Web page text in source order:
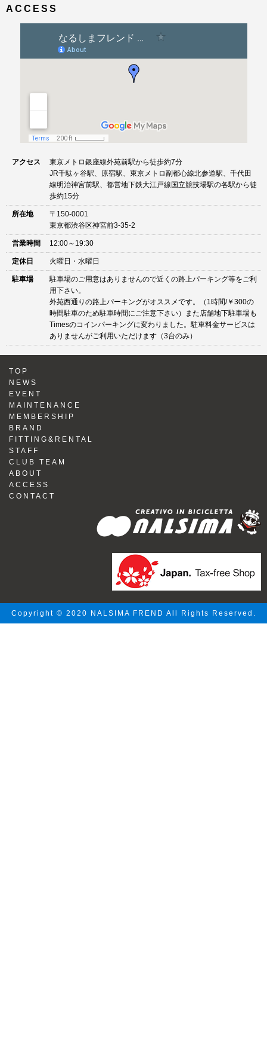
ゲACCESS
アクセス
東京メトロ銀座線外苑前駅から徒歩約7分
JR千駄ヶ谷駅、原宿駅、東京メトロ副都心線北参道駅、千代田
線明治神宮前駅、都営地下鉄大江戸線国立競技場駅の各駅から徒
歩約15分
所在地
〒150-0001
東京都渋谷区神宮前3-35-2
営業時間 12:00～19:30
定休日 火曜日・水曜日
駐車場
駐車場のご用意はありませんので近くの路上パーキング等をご利
用下さい。
外苑西通りの路上パーキングがオススメです。（1時間/￥300の
時間駐車のため駐車時間にご注意下さい）また店舗地下駐車場も
Timesのコインパーキングに変わりました。駐車料金サービスは
ありませんがご利用いただけます（3台のみ）
TOP
NEWS
EVENT
MAINTENANCE
MEMBERSHIP
BRAND
FITTING&RENTAL
STAFF
CLUB TEAM
ABOUT
ACCESS
CONTACT
Copyright © 2020 NALSIMA FREND All Rights Reserved.